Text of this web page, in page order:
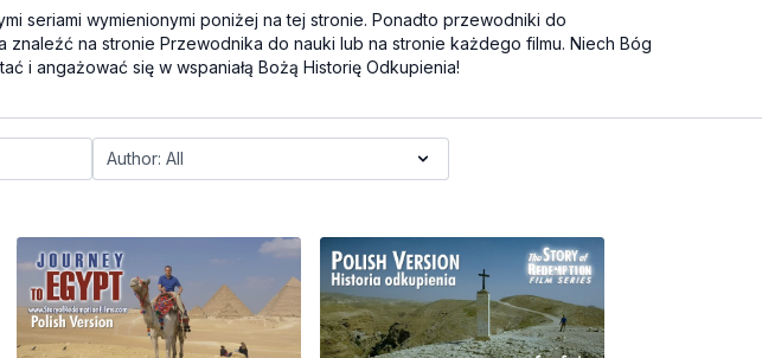
seriami wymienionymi poniżej na tej stronie. Ponadto przewodniki do
znaleźć na stronie Przewodnika do nauki lub na stronie każdego filmu. Niech Bóg
i angażować się w wspaniałą Bożą Historię Odkupienia!